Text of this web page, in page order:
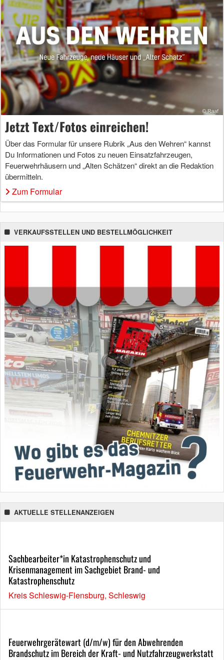
Jetzt Text/Fotos einreichen!
Über das Formular für unsere Rubrik „Aus den Wehren“ kannst
Du Informationen und Fotos zu neuen Einsatzfahrzeugen,
Feuerwehrhäusern und „Alten Schätzen“ direkt an die Redaktion
übermitteln.
Zum Formular
VERKAUFSSTELLEN UND BESTELLMÖGLICHKEIT
AKTUELLE STELLENANZEIGEN
Sachbearbeiter*in Katastrophenschutz und
Krisenmanagement im Sachgebiet Brand- und
Katastrophenschutz
Kreis Schleswig-Flensburg, Schleswig
Feuerwehrgerätewart (d/m/w) für den Abwehrenden
Brandschutz im Bereich der Kraft- und Nutzfahrzeugwerkstatt